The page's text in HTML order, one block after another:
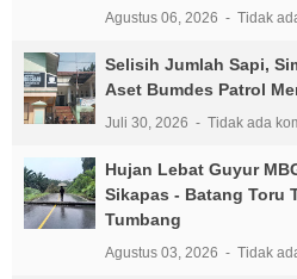
Agustus 06, 2026 Tidak
Selisih Jumlah Sapi,
Aset Bumdes Patrol
Juli 30, 2026 Tidak ada
Hujan Lebat Guyur
Sikapas - Batang Toru
Tumbang
Agustus 03, 2026 Tidak